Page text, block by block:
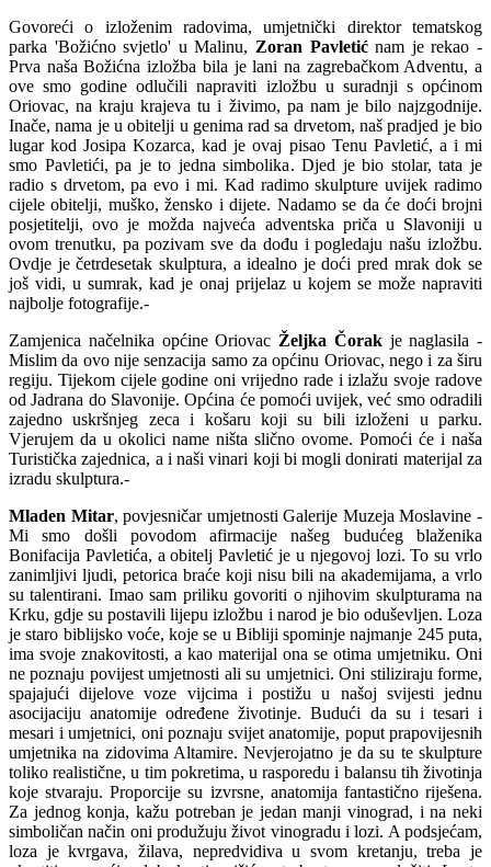
Govoreći o izloženim radovima, umjetnički direktor tematskog
parka 'Božićno svjetlo' u Malinu, Zoran Pavletićnam je rekao -
Prva naša Božićna izložba bila je lani na zagrebačkom Adventu, a
ove smo godine odlučili napraviti izložbu u suradnji s općinom
Oriovac, na kraju krajeva tu i živimo, pa nam je bilo najzgodnije.
Inače, nama je u obitelji u genima rad sa drvetom, naš pradjed je bio
lugar kod Josipa Kozarca, kad je ovaj pisao Tenu Pavletić, a i mi
smo Pavletići, pa je to jedna simbolika. Djed je bio stolar, tata je
radio s drvetom, pa evo i mi. Kad radimo skulpture uvijek radimo
cijele obitelji, muško, žensko i dijete. Nadamo se da će doći brojni
posjetitelji, ovo je možda najveća adventska priča u Slavoniji u
ovom trenutku, pa pozivam sve da dođu i pogledaju našu izložbu.
Ovdje je četrdesetak skulptura, a idealno je doći pred mrak dok se
još vidi, u sumrak, kad je onaj prijelaz u kojem se može napraviti
najbolje fotografije.-
Zamjenica načelnika općine Oriovac Željka Čorakje naglasila -
Mislim da ovo nije senzacija samo za općinu Oriovac, nego i za širu
regiju. Tijekom cijele godine oni vrijedno rade i izlažu svoje radove
od Jadrana do Slavonije. Općina će pomoći uvijek, već smo odradili
zajedno uskršnjeg zeca i košaru koji su bili izloženi u parku.
Vjerujem da u okolici name ništa slično ovome. Pomoći će i naša
Turistička zajednica, a i naši vinari koji bi mogli donirati materijal za
izradu skulptura.-
Mladen Mitar, povjesničar umjetnosti Galerije Muzeja Moslavine -
Mi smo došli povodom afirmacije našeg budućeg blaženika
Bonifacija Pavletića, a obitelj Pavletić je u njegovoj lozi. To su vrlo
zanimljivi ljudi, petorica braće koji nisu bili na akademijama, a vrlo
su talentirani. Imao sam priliku govoriti o njihovim skulpturama na
Krku, gdje su postavili lijepu izložbu i narod je bio oduševljen. Loza
je staro biblijsko voće, koje se u Bibliji spominje najmanje 245 puta,
ima svoje znakovitosti, a kao materijal ona se otima umjetniku. Oni
ne poznaju povijest umjetnosti ali su umjetnici. Oni stiliziraju forme,
spajajući dijelove voze vijcima i postižu u našoj svijesti jednu
asocijaciju anatomije određene životinje. Budući da su i tesari i
mesari i umjetnici, oni poznaju svijet anatomije, poput prapovijesnih
umjetnika na zidovima Altamire. Nevjerojatno je da su te skulpture
toliko realistične, u tim pokretima, u rasporedu i balansu tih životinja
koje stvaraju. Proporcije su izvrsne, anatomija fantastično riješena.
Za jednog konja, kažu potreban je jedan manji vinograd, i na neki
simboličan način oni produžuju život vinogradu i lozi. A podsjećam,
loza je kvrgava, žilava, nepredvidiva u svom kretanju, treba je